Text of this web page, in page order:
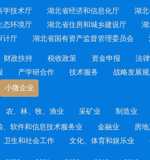
学技术厅
湖北省经济和信息化厅
湖
态环境厅
湖北省住房和城乡建设厅
计厅
湖北省国有资产监督管理委员会
财政扶持 税收政策 资金申报
法
产学研合作 技术服务
战略发展
小微企业
农、林、牧、渔业 采矿业
制造业
、软件和信息技术服务业
金融业
房
卫生和社会工作 文化、体育和娱乐业